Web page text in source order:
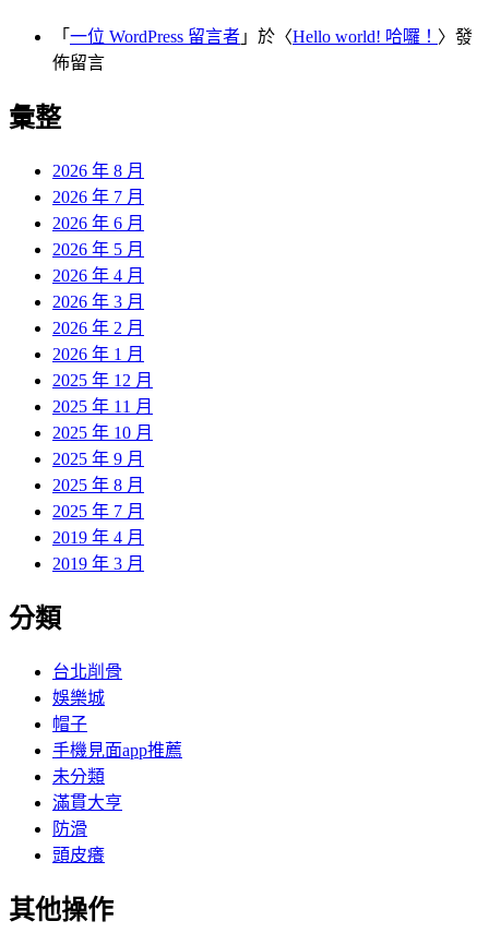
「 一位 WordPress 留言者 」於〈Hello world! 哈囉！ 〉發
佈留言
彙整
2026 年 8 月
2026 年 7 月
2026 年 6 月
2026 年 5 月
2026 年 4 月
2026 年 3 月
2026 年 2 月
2026 年 1 月
2025 年 12 月
2025 年 11 月
2025 年 10 月
2025 年 9 月
2025 年 8 月
2025 年 7 月
2019 年 4 月
2019 年 3 月
分類
台北削骨
娛樂城
帽子
手機見面app推薦
未分類
滿貫大亨
防滑
頭皮癢
其他操作